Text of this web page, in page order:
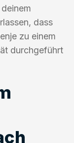
dass
zu einem
durchgeführt